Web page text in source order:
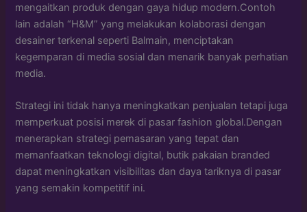
mengaitkan produk dengan gaya hidup modern.Contoh
lain adalah “H&M” yang melakukan kolaborasi dengan
desainer terkenal seperti Balmain, menciptakan
kegemparan di media sosial dan menarik banyak perhatian
media.
Strategi ini tidak hanya meningkatkan penjualan tetapi juga
memperkuat posisi merek di pasar fashion global.Dengan
menerapkan strategi pemasaran yang tepat dan
memanfaatkan teknologi digital, butik pakaian branded
dapat meningkatkan visibilitas dan daya tariknya di pasar
yang semakin kompetitif ini.